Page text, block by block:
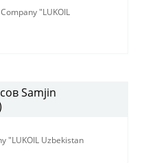
"LUKOIL
Samjin
"LUKOIL Uzbekistan